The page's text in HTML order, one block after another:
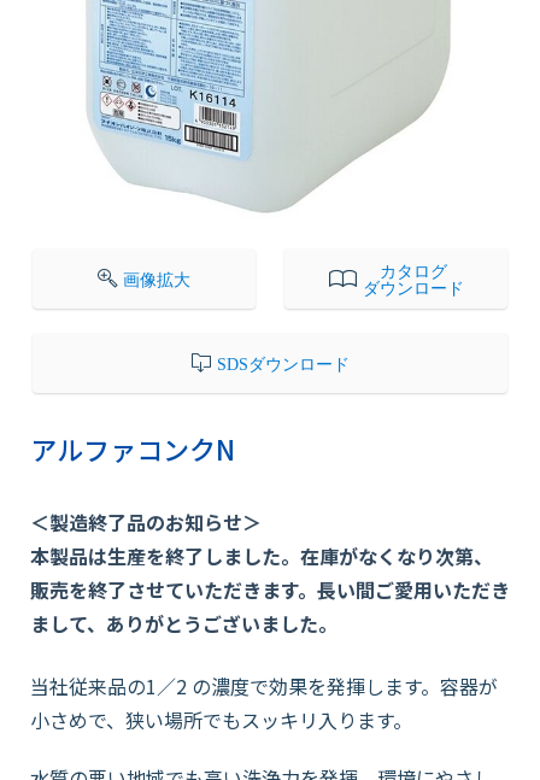
製品情報
衛生サービス
アルファコンクN
＜製造終了品のお知らせ＞
本製品は生産を終了しました。在庫がなくなり次第、
販売を終了させていただきます。長い間ご愛用いただき
まして、ありがとうございました。
当社従来品の1／2 の濃度で効果を発揮します。容器が
小さめで、狭い場所でもスッキリ入ります。
画像拡大
カタログ
ダウンロード
SDSダウンロード